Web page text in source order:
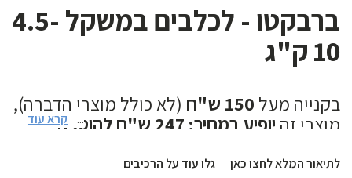
ברבקטו - לכלבים במשקל 4.5-
10 ק"ג
בקנייה מעל
(לא כולל מוצרי הדברה),
מוצרי זה
יופיע במחיר: 247 ש"ח להוספה
האתר.
... קרא עוד
לתיאור המלא לחצו כאן גלו עוד על הרכיבים